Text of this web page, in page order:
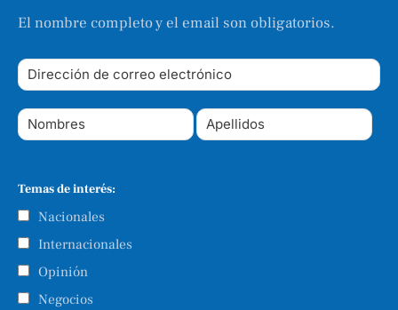
El nombre completo y el email son obligatorios.
Temas de interés:
Nacionales
Internacionales
Opinión
Negocios